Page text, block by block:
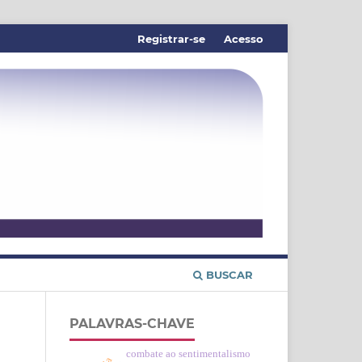
BUSCAR
Registrar-se Acesso
PALAVRAS-CHAVE
combate ao sentimentalismo